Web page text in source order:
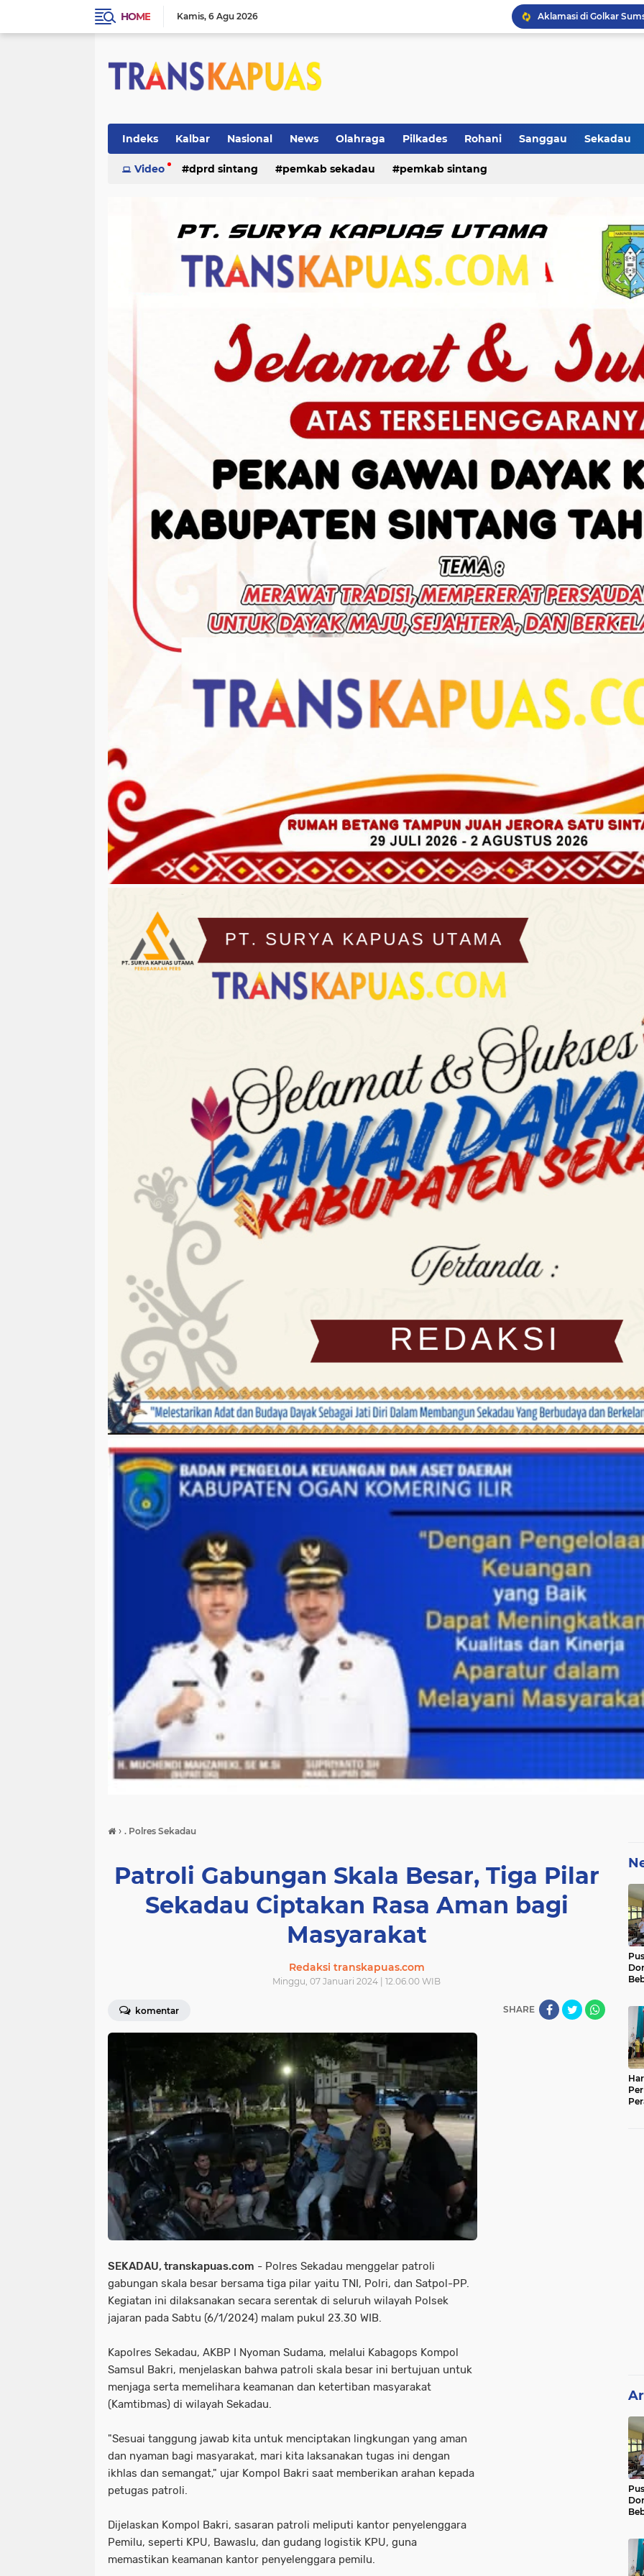
HOME Kamis 6 Agu 2026
Indeks Kalbar Nasional News Olahraga Pilkades Rohani Sanggau Sekadau
ketapang kriminal
Video dprd sintang pemkab sekadau pemkab sintang
› . Polres Sekadau
Patroli Gabungan Skala Besar, Tiga Pilar
Sekadau Ciptakan Rasa Aman bagi
Masyarakat
Redaksi transkapuas.com
Minggu, 07 Januari 2024 | 12.06.00 WIB
komentar SHARE
SEKADAU, transkapuas.com - Polres Sekadau menggelar patroli
gabungan skala besar bersama tiga pilar yaitu TNI, Polri, dan Satpol-PP.
Kegiatan ini dilaksanakan secara serentak di seluruh wilayah Polsek
jajaran pada Sabtu (6/1/2024) malam pukul 23.30 WIB.
Kapolres Sekadau, AKBP I Nyoman Sudama, melalui Kabagops Kompol
Samsul Bakri, menjelaskan bahwa patroli skala besar ini bertujuan untuk
menjaga serta memelihara keamanan dan ketertiban masyarakat
(Kamtibmas) di wilayah Sekadau.
"Sesuai tanggung jawab kita untuk menciptakan lingkungan yang aman
dan nyaman bagi masyarakat, mari kita laksanakan tugas ini dengan
ikhlas dan semangat," ujar Kompol Bakri saat memberikan arahan kepada
petugas patroli.
Dijelaskan Kompol Bakri, sasaran patroli meliputi kantor penyelenggara
Pemilu, seperti KPU, Bawaslu, dan gudang logistik KPU, guna
memastikan keamanan kantor penyelenggara pemilu.